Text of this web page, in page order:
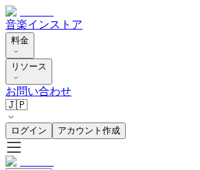
音楽インストア
料金
リソース
お問い合わせ
🇯🇵
ログイン アカウント作成